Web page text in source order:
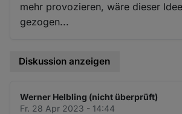
mehr provozieren, wäre dieser
gezogen...
Diskussion anzeigen
Werner Helbling (nicht überprüft)
Fr. 28 Apr 2023 - 14:44